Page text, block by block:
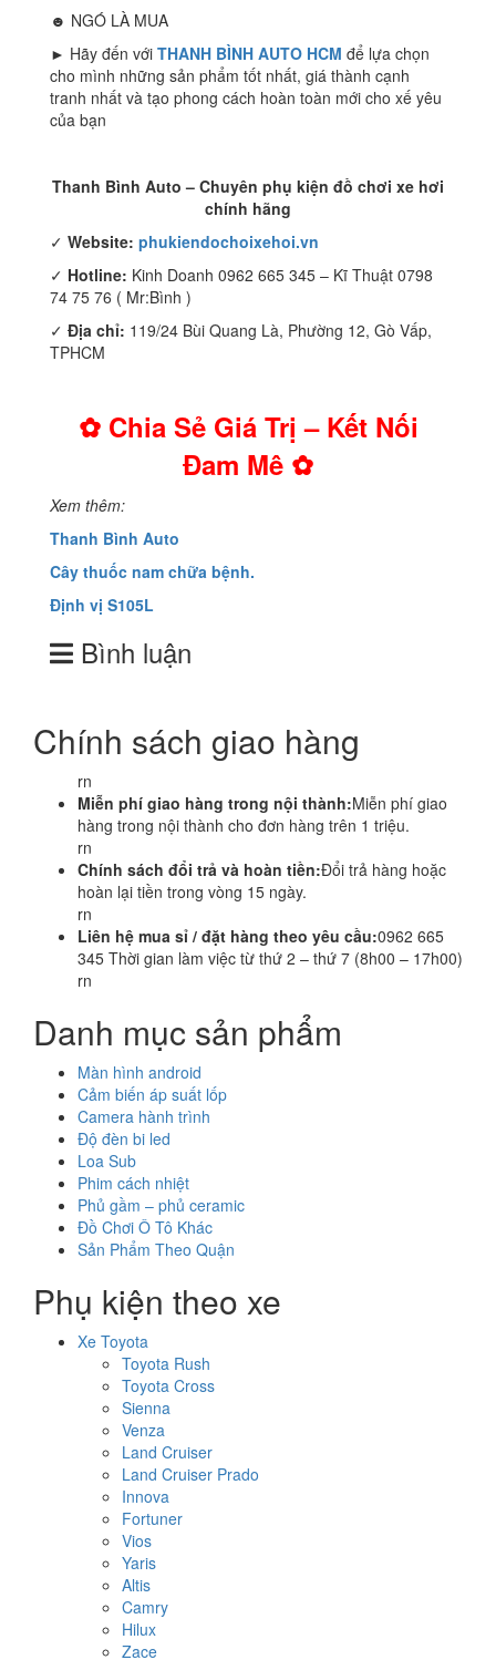
☻ NGÓ LÀ MUA
► Hãy đến với THANH BÌNH AUTO HCM để lựa chọn
cho mình những sản phẩm tốt nhất, giá thành cạnh
tranh nhất và tạo phong cách hoàn toàn mới cho xế yêu
của bạn
Thanh Bình Auto – Chuyên phụ kiện đồ chơi xe hơi
chính hãng
✓ Website: phukiendochoixehoi.vn
✓ Hotline: Kinh Doanh 0962 665 345 – Kĩ Thuật 0798
74 75 76 ( Mr:Bình )
✓ Địa chỉ: 119/24 Bùi Quang Là, Phường 12, Gò Vấp,
TPHCM
✿ Chia Sẻ Giá Trị – Kết Nối
Đam Mê ✿
Xem thêm:
Thanh Bình Auto
Cây thuốc nam chữa bệnh.
Định vị S105L
Bình luận
Chính sách giao hàng
rn
Miễn phí giao hàng trong nội thành:Miễn phí giao
hàng trong nội thành cho đơn hàng trên 1 triệu.
rn
Chính sách đổi trả và hoàn tiền:Đổi trả hàng hoặc
hoàn lại tiền trong vòng 15 ngày.
rn
Liên hệ mua sỉ / đặt hàng theo yêu cầu:0962 665
345 Thời gian làm việc từ thứ 2 – thứ 7 (8h00 – 17h00)
rn
Danh mục sản phẩm
Màn hình android
Cảm biến áp suất lốp
Camera hành trình
Độ đèn bi led
Loa Sub
Phim cách nhiệt
Phủ gầm – phủ ceramic
Đồ Chơi Ô Tô Khác
Sản Phẩm Theo Quận
Phụ kiện theo xe
Xe Toyota
Toyota Rush
Toyota Cross
Sienna
Venza
Land Cruiser
Land Cruiser Prado
Innova
Fortuner
Vios
Yaris
Altis
Camry
Hilux
Zace